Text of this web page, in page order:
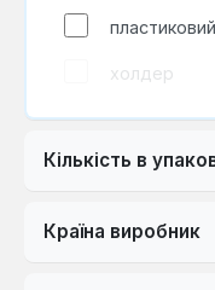
пластиковий
холдер
Кількість в
Країна виробник